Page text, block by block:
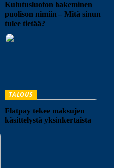
Kulutusluoton hakeminen
puolison nimiin – Mitä sinun
tulee tietää?
TALOUS
Flatpay tekee maksujen
käsittelystä yksinkertaista